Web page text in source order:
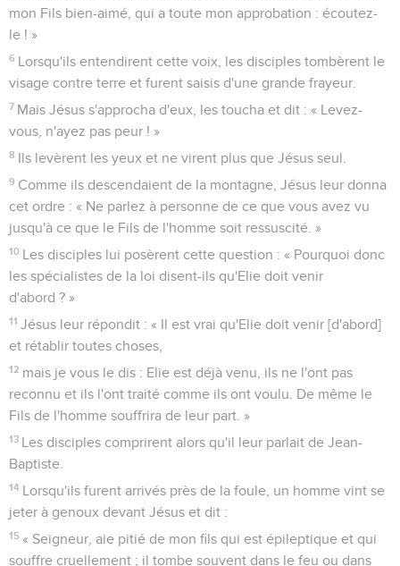
mon Fils bien-aimé, qui a toute mon approbation : écoutez-
le ! »
6 Lorsqu'ils entendirent cette voix, les disciples tombèrent le
visage contre terre et furent saisis d'une grande frayeur.
7 Mais Jésus s'approcha d'eux, les toucha et dit : « Levez-
vous, n'ayez pas peur ! »
8 Ils levèrent les yeux et ne virent plus que Jésus seul.
9 Comme ils descendaient de la montagne, Jésus leur donna
cet ordre : « Ne parlez à personne de ce que vous avez vu
jusqu'à ce que le Fils de l'homme soit ressuscité. »
10 Les disciples lui posèrent cette question : « Pourquoi donc
les spécialistes de la loi disent-ils qu'Elie doit venir
d'abord ? »
11 Jésus leur répondit : « Il est vrai qu'Elie doit venir [d'abord]
et rétablir toutes choses,
12 mais je vous le dis : Elie est déjà venu, ils ne l'ont pas
reconnu et ils l'ont traité comme ils ont voulu. De même le
Fils de l'homme souffrira de leur part. »
13 Les disciples comprirent alors qu'il leur parlait de Jean-
Baptiste.
14 Lorsqu'ils furent arrivés près de la foule, un homme vint se
jeter à genoux devant Jésus et dit :
15 « Seigneur, aie pitié de mon fils qui est épileptique et qui
souffre cruellement ; il tombe souvent dans le feu ou dans